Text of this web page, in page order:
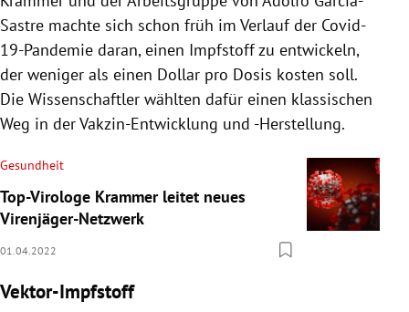
Sastre machte sich schon früh im Verlauf der Covid-
19-Pandemie daran, einen Impfstoff zu entwickeln,
der weniger als einen Dollar pro Dosis kosten soll.
Die Wissenschaftler wählten dafür einen klassischen
Weg in der Vakzin-Entwicklung und -Herstellung.
Gesundheit
Top-Virologe Krammer leitet neues
Virenjäger-Netzwerk
01.04.2022
Vektor-Impfstoff